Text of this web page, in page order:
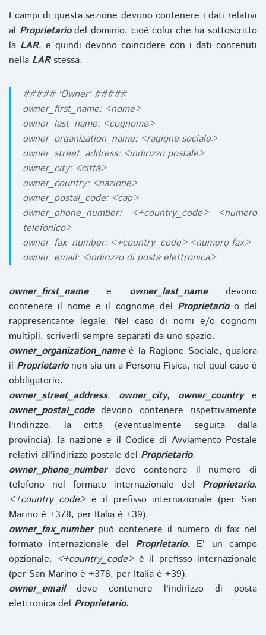
I campi di questa sezione devono contenere i dati relativi
al Proprietariodel dominio, cioè colui che ha sottoscritto
la LAR, e quindi devono coincidere con i dati contenuti
nella LARstessa.
##### 'Owner' #####
owner_first_name: <nome>
owner_last_name: <cognome>
owner_organization_name: <ragione sociale>
owner_street_address: <indirizzo postale>
owner_city: <città>
owner_country: <nazione>
owner_postal_code: <cap>
owner_phone_number: <+country_code> <numero
telefonico>
owner_fax_number: <+country_code> <numero fax>
owner_email: <indirizzo di posta elettronica>
owner_first_namee owner_last_namedevono
contenere il nome e il cognome del Proprietarioo del
rappresentante legale. Nel caso di nomi e/o cognomi
multipli, scriverli sempre separati da uno spazio.
owner_organization_nameè la Ragione Sociale, qualora
il Proprietarionon sia un a Persona Fisica, nel qual caso è
obbligatorio.
owner_street_address, owner_city, owner_countrye
owner_postal_codedevono contenere rispettivamente
l'indirizzo, la città (eventualmente seguita dalla
provincia), la nazione e il Codice di Avviamento Postale
relativi all'indirizzo postale del Proprietario.
owner_phone_numberdeve contenere il numero di
telefono nel formato internazionale del Proprietario.
<+country_code>è il prefisso internazionale (per San
Marino è +378, per Italia è +39).
owner_fax_numberpuò contenere il numero di fax nel
formato internazionale del Proprietario. E' un campo
opzionale. <+country_code>è il prefisso internazionale
(per San Marino è +378, per Italia è +39).
owner_emaildeve contenere l'indirizzo di posta
elettronica del Proprietario.